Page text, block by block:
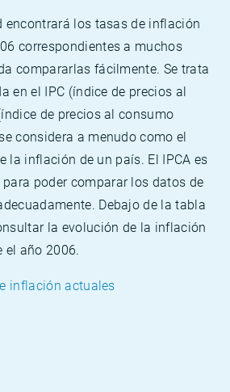
encontrará los tasas de inflación
correspondientes a muchos
compararlas fácilmente. Se trata
en el IPC (índice de precios al
de precios al consumo
considera a menudo como el
la inflación de un país. El IPCA es
poder comparar los datos de
Debajo de la tabla
la evolución de la inflación
el año 2006.
inflación actuales